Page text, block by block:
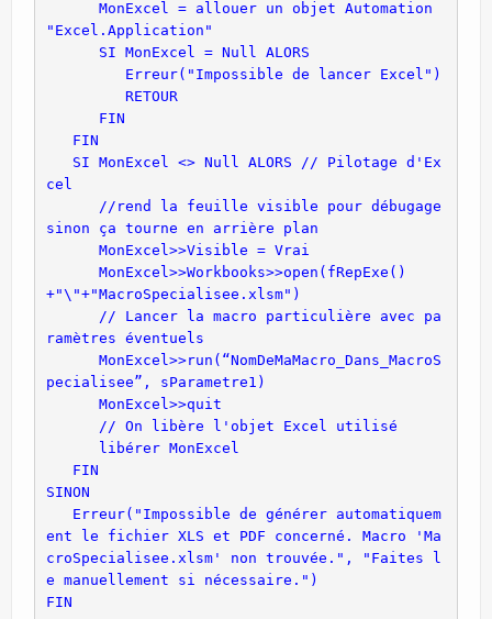
         Erreur("Impossible de lancer Excel")
    RETOUR
   FIN
      MonExcel>>Visible = Vrai
+"\"+"MacroSpecialisee.xlsm")
ramètres éventuels
pecialisee”, sParametre1)
      libérer MonExcel
SINON
ent le fichier XLS et PDF concerné. Macro 'Ma
croSpecialisee.xlsm' non trouvée.", "Faites l
FIN